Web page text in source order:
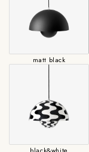
matt black
black&white